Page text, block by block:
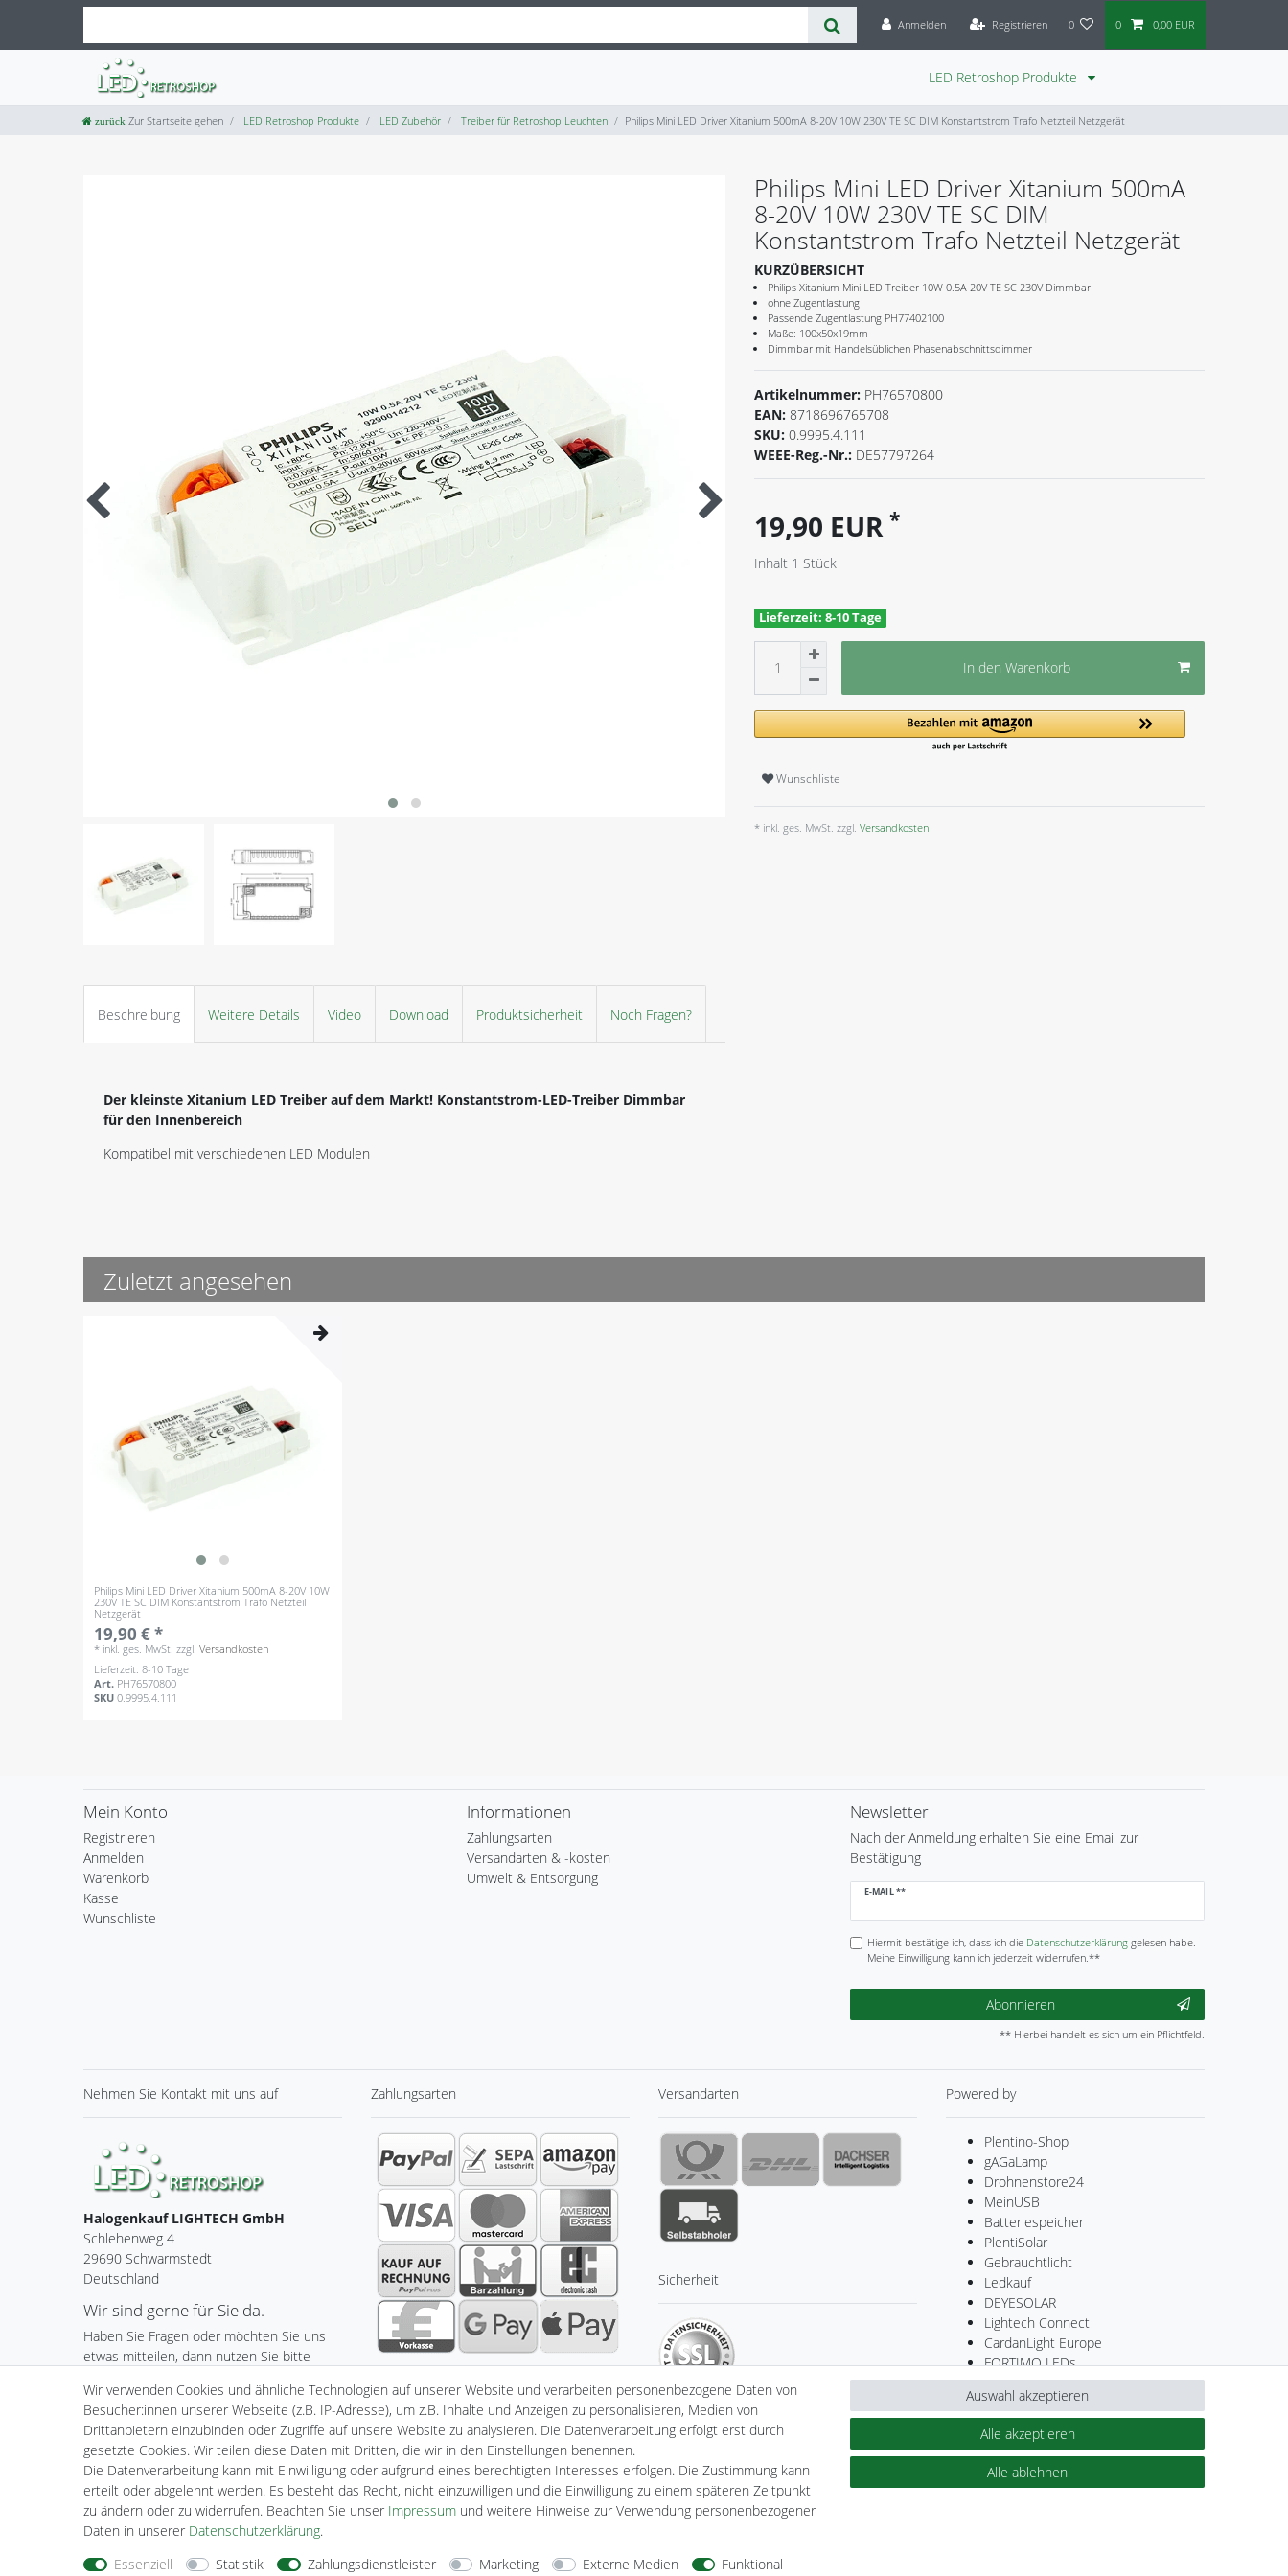
Anmelden Registrieren 0 0 0,00 EUR
LED Retroshop Produkte
Zur Startseite gehen LED Retroshop Produkte LED Zubehör Treiber für Retroshop Leuchten Philips Mini LED Driver Xitanium 500mA 8-20V 10W 230V TE SC DIM Konstantstrom Trafo Netzteil Netzgerät
Beschreibung Weitere Details Video Download Produktsicherheit Noch Fragen?
Der kleinste Xitanium LED Treiber auf dem Markt! Konstantstrom-LED-Treiber Dimmbar
für den Innenbereich
Kompatibel mit verschiedenen LED Modulen
Philips Mini LED Driver Xitanium 500mA
8-20V 10W 230V TE SC DIM
Konstantstrom Trafo Netzteil Netzgerät
KURZÜBERSICHT
Philips Xitanium Mini LED Treiber 10W 0.5A 20V TE SC 230V Dimmbar
ohne Zugentlastung
Passende Zugentlastung PH77402100
Maße: 100x50x19mm
Dimmbar mit Handelsüblichen Phasenabschnittsdimmer
Artikelnummer: PH76570800
EAN: 8718696765708
SKU: 0.9995.4.111
WEEE-Reg.-Nr.: DE57797264
19,90 EUR *
Inhalt 1 Stück
Lieferzeit: 8-10 Tage
In den Warenkorb
Wunschliste
* inkl. ges. MwSt. zzgl. Versandkosten
Zuletzt angesehen
Philips Mini LED Driver Xitanium 500mA 8-20V 10W
230V TE SC DIM Konstantstrom Trafo Netzteil
Netzgerät
19,90 € *
* inkl. ges. MwSt. zzgl.Versandkosten
Lieferzeit: 8-10 Tage
Art. PH76570800
SKU0.9995.4.111
Mein Konto
Registrieren
Anmelden
Warenkorb
Kasse
Wunschliste
Informationen
Zahlungsarten
Versandarten & -kosten
Umwelt & Entsorgung
Newsletter
Nach der Anmeldung erhalten Sie eine Email zur
Bestätigung
E-MAIL **
Newsletter
Hiermit bestätige ich, dass ich die Daten­schutz­erklärunggelesen habe.
Meine Einwilligung kann ich jederzeit widerrufen.**
Abonnieren
** Hierbei handelt es sich um ein Pflichtfeld.
Nehmen Sie Kontakt mit uns auf
Halogenkauf LIGHTECH GmbH
Schlehenweg 4
29690 Schwarmstedt
Deutschland
Wir sind gerne für Sie da.
Haben Sie Fragen oder möchten Sie uns
etwas mitteilen, dann nutzen Sie bitte
Zum Kontaktformular
Zahlungsarten Versandarten
Sicherheit
Powered by
Plentino-Shop
gAGaLamp
Drohnenstore24
MeinUSB
Batteriespeicher
PlentiSolar
Gebrauchtlicht
Ledkauf
DEYESOLAR
Lightech Connect
CardanLight Europe
FORTIMO LEDs
Cardanlight-Shop
Wallbox24
Impressum Daten­schutz­erklärung AGB Barrierefreiheitserklärung Widerrufs­recht Vertrag widerrufen Kontakt
Wir verwenden Cookies und ähnliche Technologien auf unserer Website und verarbeiten personenbezogene Daten von
Besucher:innen unserer Webseite (z.B. IP-Adresse), um z.B. Inhalte und Anzeigen zu personalisieren, Medien von
Drittanbietern einzubinden oder Zugriffe auf unsere Website zu analysieren. Die Datenverarbeitung erfolgt erst durch
gesetzte Cookies. Wir teilen diese Daten mit Dritten, die wir in den Einstellungen benennen.
Die Datenverarbeitung kann mit Einwilligung oder aufgrund eines berechtigten Interesses erfolgen. Die Zustimmung kann
erteilt oder abgelehnt werden. Es besteht das Recht, nicht einzuwilligen und die Einwilligung zu einem späteren Zeitpunkt
zu ändern oder zu widerrufen. Beachten Sie unser Impressum und weitere Hinweise zur Verwendung personenbezogener
Daten in unserer Daten­schutz­erklärung.
Essenziell
Statistik Zahlungsdienstleister Marketing Externe Medien
Funktional
Alle akzeptieren
Alle ablehnen
Auswahl akzeptieren